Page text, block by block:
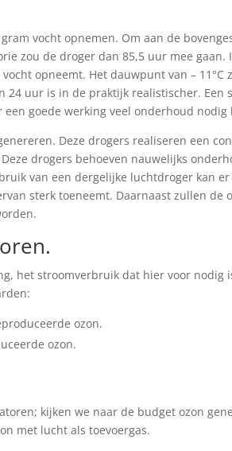
vocht opnemen. Om aan de
zou de droger dan 85,5 uur mee gaan.
opneemt. Het dauwpunt van – 11°C
uur is in de praktijk realistischer. Een
goede werking veel onderhoud nodig
Deze drogers realiseren een
drogers behoeven nauwelijks
van een dergelijke luchtdroger kan
sterk toeneemt. Daarnaast zullen de
het stroomverbruik dat hier voor nodig
ozon.
ozon.
kijken we naar de budget ozon
met lucht als toevoergas.